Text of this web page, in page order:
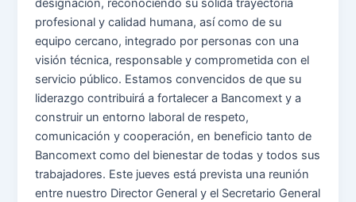
profesional y calidad humana, así como de su
equipo cercano, integrado por personas con una
visión técnica, responsable y comprometida con el
servicio público. Estamos convencidos de que su
liderazgo contribuirá a fortalecer a Bancomext y a
construir un entorno laboral de respeto,
comunicación y cooperación, en beneficio tanto de
Bancomext como del bienestar de todas y todos sus
trabajadores. Este jueves está prevista una reunión
entre nuestro Director General y el Secretario General